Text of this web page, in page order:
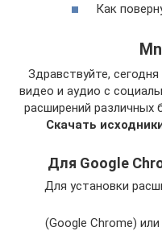
Как
Здравствуйте,
видео и аудио с
расширений различных
Скачать
Для Google
Для установки
(Google Chrome)